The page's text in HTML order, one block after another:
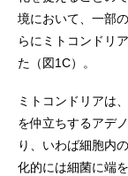
境において、一部
らにミトコンドリ
た（図1C）。
ミトコンドリアは
を仲立ちするアデ
り、いわば細胞内
化的には細菌に端